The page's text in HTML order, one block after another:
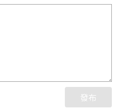
發布